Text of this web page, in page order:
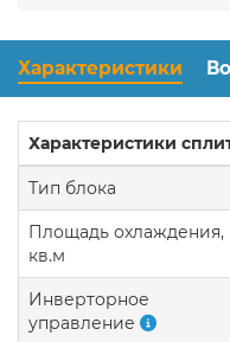
Характеристики
Характеристики
Тип блока
Площадь охлаждения,
кв.м
Инверторное
управление